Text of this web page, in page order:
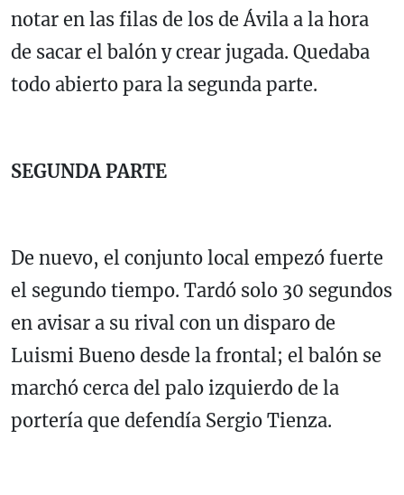
notar en las filas de los de Ávila a la hora
de sacar el balón y crear jugada. Quedaba
todo abierto para la segunda parte.
SEGUNDA PARTE
De nuevo, el conjunto local empezó fuerte
el segundo tiempo. Tardó solo 30 segundos
en avisar a su rival con un disparo de
Luismi Bueno desde la frontal; el balón se
marchó cerca del palo izquierdo de la
portería que defendía Sergio Tienza.